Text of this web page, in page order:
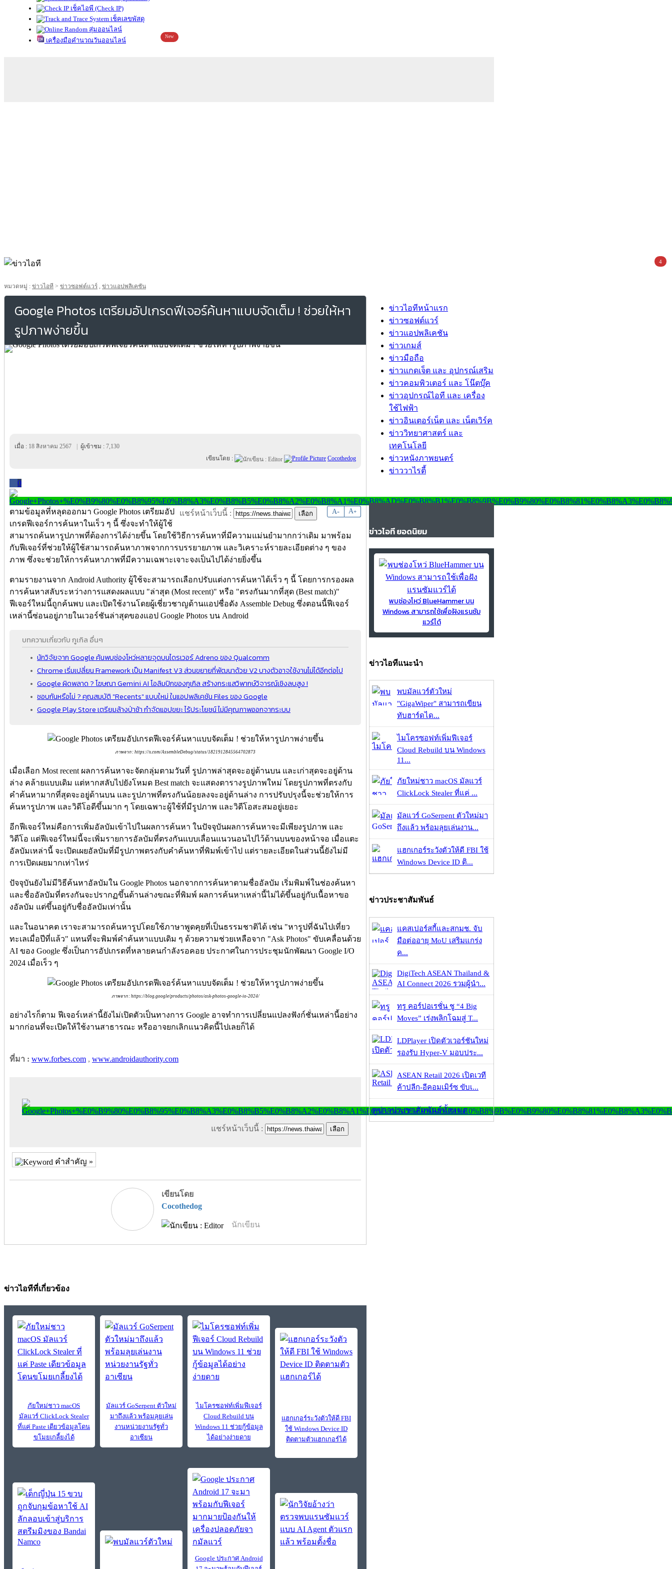
เช็คไอพี (Check IP)
เช็คเลขพัสดุ
สุ่มออนไลน์
เครื่องมือคำนวณวันออนไลน์
New
หมวดหมู่ : ข่าวไอที > ข่าวซอฟต์แวร์ , ข่าวแอปพลิเคชัน
Google Photos เตรียมอัปเกรดฟีเจอร์ค้นหาแบบจัดเต็ม ! ช่วยให้หา
รูปภาพง่ายขึ้น
เมื่อ : 18 สิงหาคม 2567 ผู้เข้าชม : 7,130
เขียนโดย :
Cocothedog
0
A- A+
แชร์หน้าเว็บนี้ :
ตามข้อมูลที่หลุดออกมา Google Photos เตรียมอัป
เกรดฟีเจอร์การค้นหาในเร็ว ๆ นี้ ซึ่งจะทำให้ผู้ใช้
สามารถค้นหารูปภาพที่ต้องการได้ง่ายขึ้น โดยใช้วิธีการค้นหาที่มีความแม่นยำมากกว่าเดิม มาพร้อม
กับฟีเจอร์ที่ช่วยให้ผู้ใช้สามารถค้นหาภาพจากการบรรยายภาพ และวิเคราะห์รายละเอียดต่าง ๆ ของ
ภาพ ซึ่งจะช่วยให้การค้นหาภาพที่มีความเฉพาะเจาะจงเป็นไปได้ง่ายยิ่งขึ้น
ตามรายงานจาก Android Authority ผู้ใช้จะสามารถเลือกปรับแต่งการค้นหาได้เร็ว ๆ นี้ โดยการกรองผล
การค้นหาสลับระหว่างการแสดงผลแบบ "ล่าสุด (Most recent)" หรือ "ตรงกันมากที่สุด (Best match)"
ฟีเจอร์ใหม่นี้ถูกค้นพบ และเปิดใช้งานโดยผู้เชี่ยวชาญด้านแอปชื่อดัง Assemble Debug ซึ่งตอนนี้ฟีเจอร์
เหล่านี้ซ่อนอยู่ภายในเวอร์ชันล่าสุดของแอป Google Photos บน Android
บทความเกี่ยวกับ กูเกิล อื่นๆ
นักวิจัยจาก Google ค้นพบช่องโหว่หลายจุดบนไดรเวอร์ Adreno ของ Qualcomm
Chrome เริ่มเปลี่ยน Framework เป็น Manifest V3 ส่วนขยายที่พัฒนาด้วย V2 บางตัวอาจใช้งานไม่ได้อีกต่อไป
Google ผิดพลาด ? โฆษณา Gemini AI โอลิมปิกของกูเกิล สร้างกระแสวิพากษ์วิจารณ์เชิงลบสูง !
ชอบกันหรือไม่ ? คุณสมบัติ "Recents" แบบใหม่ ในแอปพลิเคชัน Files ของ Google
Google Play Store เตรียมล้างป่าช้า กำจัดแอปขยะ ไร้ประโยชน์ ไม่มีคุณภาพออกจากระบบ
ภาพจาก : https://x.com/AssembleDebug/status/1821912845564702873
เมื่อเลือก Most recent ผลการค้นหาจะจัดกลุ่มตามวันที่ รูปภาพล่าสุดจะอยู่ด้านบน และเก่าสุดจะอยู่ด้าน
ล่าง คล้ายแบบเดิม แต่หากสลับไปยังโหมด Best match จะแสดงตารางรูปภาพใหม่ โดยรูปภาพที่ตรงกับ
คำค้นหามากที่สุดจะอยู่ด้านบน และรูปภาพที่ตรงกันน้อยลงจะอยู่ด้านล่าง การปรับปรุงนี้จะช่วยให้การ
ค้นหารูปภาพ และวิดีโอดีขึ้นมาก ๆ โดยเฉพาะผู้ใช้ที่มีรูปภาพ และวิดีโอสะสมอยู่เยอะ
อีกฟีเจอร์ใหม่คือการเพิ่มอัลบัมเข้าไปในผลการค้นหา ในปัจจุบันผลการค้นหาจะมีเพียงรูปภาพ และ
วิดีโอ แต่ฟีเจอร์ใหม่นี้จะเพิ่มรายการอัลบัมที่ตรงกันแบบเลื่อนแนวนอนไปไว้ด้านบนของหน้าจอ เมื่อแตะ
อัลบัมเหล่านี้ จะเปิดเผยอัลบัมที่มีรูปภาพตรงกับคำค้นหาที่พิมพ์เข้าไป แต่รายละเอียดในส่วนนี้ยังไม่มี
การเปิดเผยมากเท่าไหร่
ปัจจุบันยังไม่มีวิธีค้นหาอัลบัมใน Google Photos นอกจากการค้นหาตามชื่ออัลบัม เริ่มพิมพ์ในช่องค้นหา
และชื่ออัลบัมที่ตรงกันจะปรากฏขึ้นด้านล่างขณะที่พิมพ์ ผลการค้นหาเหล่านี้ไม่ได้ขึ้นอยู่กับเนื้อหาขอ
งอัลบัม แต่ขึ้นอยู่กับชื่ออัลบัมเท่านั้น
และในอนาคต เราจะสามารถค้นหารูปโดยใช้ภาษาพูดคุยที่เป็นธรรมชาติได้ เช่น "หารูปที่ฉันไปเที่ยว
ทะเลเมื่อปีที่แล้ว" แทนที่จะพิมพ์คำค้นหาแบบเดิม ๆ ด้วยความช่วยเหลือจาก "Ask Photos" ขับเคลื่อนด้วย
AI ของ Google ซึ่งเป็นการอัปเกรดที่หลายคนกำลังรอคอย ประกาศในการประชุมนักพัฒนา Google I/O
2024 เมื่อเร็ว ๆ
ภาพจาก : https://blog.google/products/photos/ask-photos-google-io-2024/
อย่างไรก็ตาม ฟีเจอร์เหล่านี้ยังไม่เปิดตัวเป็นทางการ Google อาจทำการเปลี่ยนแปลงฟังก์ชั่นเหล่านี้อย่าง
มากก่อนที่จะเปิดให้ใช้งานสาธารณะ หรืออาจยกเลิกแนวคิดนี้ไปเลยก็ได้
ที่มา : www.forbes.com , www.androidauthority.com
แชร์หน้าเว็บนี้ :
คำสำคัญ »
เขียนโดย
Cocothedog
นักเขียน
ข่าวไอทีที่เกี่ยวข้อง
ภัยใหม่ชาว macOS
มัลแวร์ ClickLock Stealer
ที่แค่ Paste เดียวข้อมูลโดน
ขโมยเกลี้ยงได้
มัลแวร์ GoSerpent ตัวใหม่
มาถึงแล้ว พร้อมลุยเล่น
งานหน่วยงานรัฐทั่ว
อาเซียน
ไมโครซอฟท์เพิ่มฟีเจอร์
Cloud Rebuild บน
Windows 11 ช่วยกู้ข้อมูล
ได้อย่างง่ายดาย
แฮกเกอร์ระวังตัวให้ดี FBI
ใช้ Windows Device ID
ติดตามตัวแฮกเกอร์ได้
Google ประกาศ Android
ข่าวไอทีหน้าแรก
ข่าวซอฟต์แวร์
ข่าวแอปพลิเคชัน
ข่าวเกมส์
ข่าวมือถือ
ข่าวแกดเจ็ต และ อุปกรณ์เสริม
ข่าวคอมพิวเตอร์ และ โน๊ตบุ๊ค
ข่าวอุปกรณ์ไอที และ เครื่อง
ใช้ไฟฟ้า
ข่าวอินเตอร์เน็ต และ เน็ตเวิร์ค
ข่าววิทยาศาสตร์ และ
เทคโนโลยี
ข่าวหนังภาพยนตร์
ข่าววาไรตี้
ข่าวไอที ยอดนิยม
พบช่องโหว่ BlueHammer บน
Windows สามารถใช้เพื่อฝังแรนซัม
แวร์ได้
ข่าวไอทีแนะนำ
พบมัลแวร์ตัวใหม่
"GigaWiper" สามารถเขียน
ทับฮาร์ดได...
ไมโครซอฟท์เพิ่มฟีเจอร์
Cloud Rebuild บน Windows
11...
ภัยใหม่ชาว macOS มัลแวร์
ClickLock Stealer ที่แค่ ...
มัลแวร์ GoSerpent ตัวใหม่มา
ถึงแล้ว พร้อมลุยเล่นงาน...
แฮกเกอร์ระวังตัวให้ดี FBI ใช้
Windows Device ID ติ...
ข่าวประชาสัมพันธ์
แคสเปอร์สกี้และสกมช. จับ
มือต่ออายุ MoU เสริมแกร่ง
ค...
DigiTech ASEAN Thailand &
AI Connect 2026 รวมผู้นำ...
ทรู คอร์ปอเรชั่น ชู “4 Big
Moves” เร่งพลิกโฉมสู่ T...
LDPlayer เปิดตัวเวอร์ชันใหม่
รองรับ Hyper-V มอบประ...
ASEAN Retail 2026 เปิดเวที
ค้าปลีก-อีคอมเมิร์ซ ขับเ...
ดูข่าวประชาสัมพันธ์ทั้งหมด
4